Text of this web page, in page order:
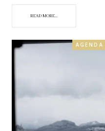
READ MORE...